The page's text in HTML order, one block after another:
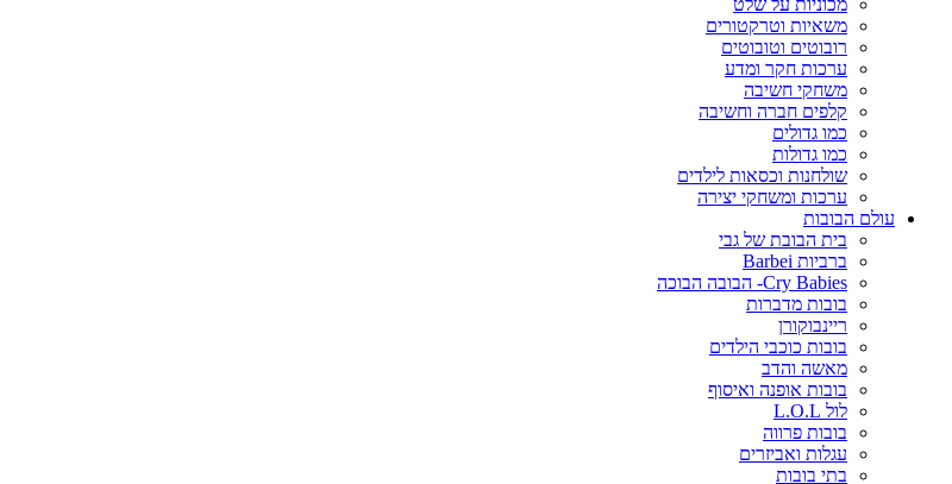
מכוניות על שלט
משאיות וטרקטורים
רובוטים וטובוטים
ערכות חקר ומדע
משחקי חשיבה
קלפים חברה וחשיבה
כמו גדולים
כמו גדולות
שולחנות וכסאות לילדים
ערכות ומשחקי יצירה
עולם הבובות
בית הבובת של גבי
ברביות Barbei
Cry Babies- הבובה הבוכה
בובות מדברות
ריינבוקורן
בובות כוכבי הילדים
מאשה והדב
בובות אופנה ואיסוף
לול L.O.L
בובות פרווה
עגלות ואביזרים
בתי בובות